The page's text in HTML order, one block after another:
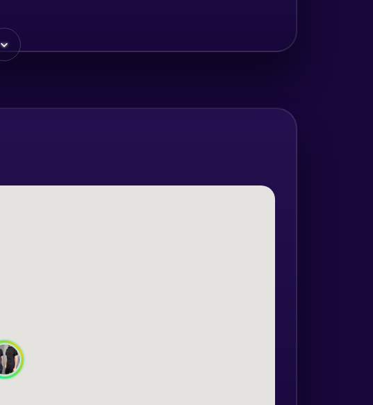
tale punandu-ți în valoare atuurile. Dă
în lumea modei.